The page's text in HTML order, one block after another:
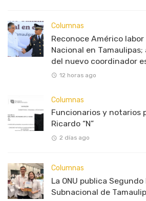
Columnas
Reconoce Américo labor
Nacional en
del nuevo coordinador
12 horas ago
Columnas
Funcionarios y notarios
Ricardo “N”
2 días ago
Columnas
La ONU publica
Subnacional de